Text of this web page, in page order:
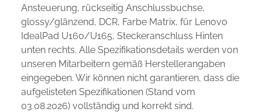
Ansteuerung, rückseitig Anschlussbuchse,
glossy/glänzend, DCR, Farbe Matrix, für Lenovo
IdealPad U160/U165, Steckeranschluss Hinten
unten rechts. Alle Spezifikationsdetails werden von
unseren Mitarbeitern gemäß Herstellerangaben
eingegeben. Wir können nicht garantieren, dass die
aufgelisteten Spezifikationen (Stand vom
03.08.2026) vollständig und korrekt sind.